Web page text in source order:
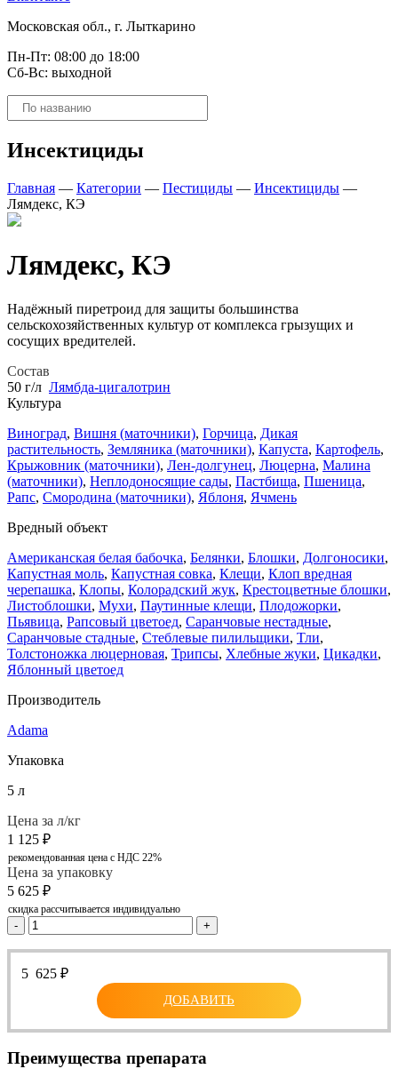
Московская обл., г. Лыткарино
Пн-Пт: 08:00 до 18:00
Сб-Вс: выходной
Поиск
товаров
Инсектициды
Главная — Категории — Пестициды — Инсектициды —
Лямдекс, КЭ
Лямдекс, КЭ
Надёжный пиретроид для защиты большинства
сельскохозяйственных культур от комплекса грызущих и
сосущих вредителей.
Состав
50 г/л Лямбда-цигалотрин
Культура
Виноград, Вишня (маточники), Горчица, Дикая
растительность, Земляника (маточники), Капуста, Картофель,
Крыжовник (маточники), Лен-долгунец, Люцерна, Малина
(маточники), Неплодоносящие сады, Пастбища, Пшеница,
Рапс, Смородина (маточники), Яблоня, Ячмень
Вредный объект
Американская белая бабочка, Белянки, Блошки, Долгоносики,
Капустная моль, Капустная совка, Клещи, Клоп вредная
черепашка, Клопы, Колорадский жук, Крестоцветные блошки,
Листоблошки, Мухи, Паутинные клещи, Плодожорки,
Пьявица, Рапсовый цветоед, Саранчовые нестадные,
Саранчовые стадные, Стеблевые пилильщики, Тли,
Толстоножка люцерновая, Трипсы, Хлебные жуки, Цикадки,
Яблонный цветоед
Производитель
Adama
Упаковка
5 л
Цена за л/кг
1 125 ₽
рекомендованная цена с НДС 22%
Цена за упаковку
5 625 ₽
скидка рассчитывается индивидуально
- +
5 625 ₽
ДОБАВИТЬ
Преимущества препарата